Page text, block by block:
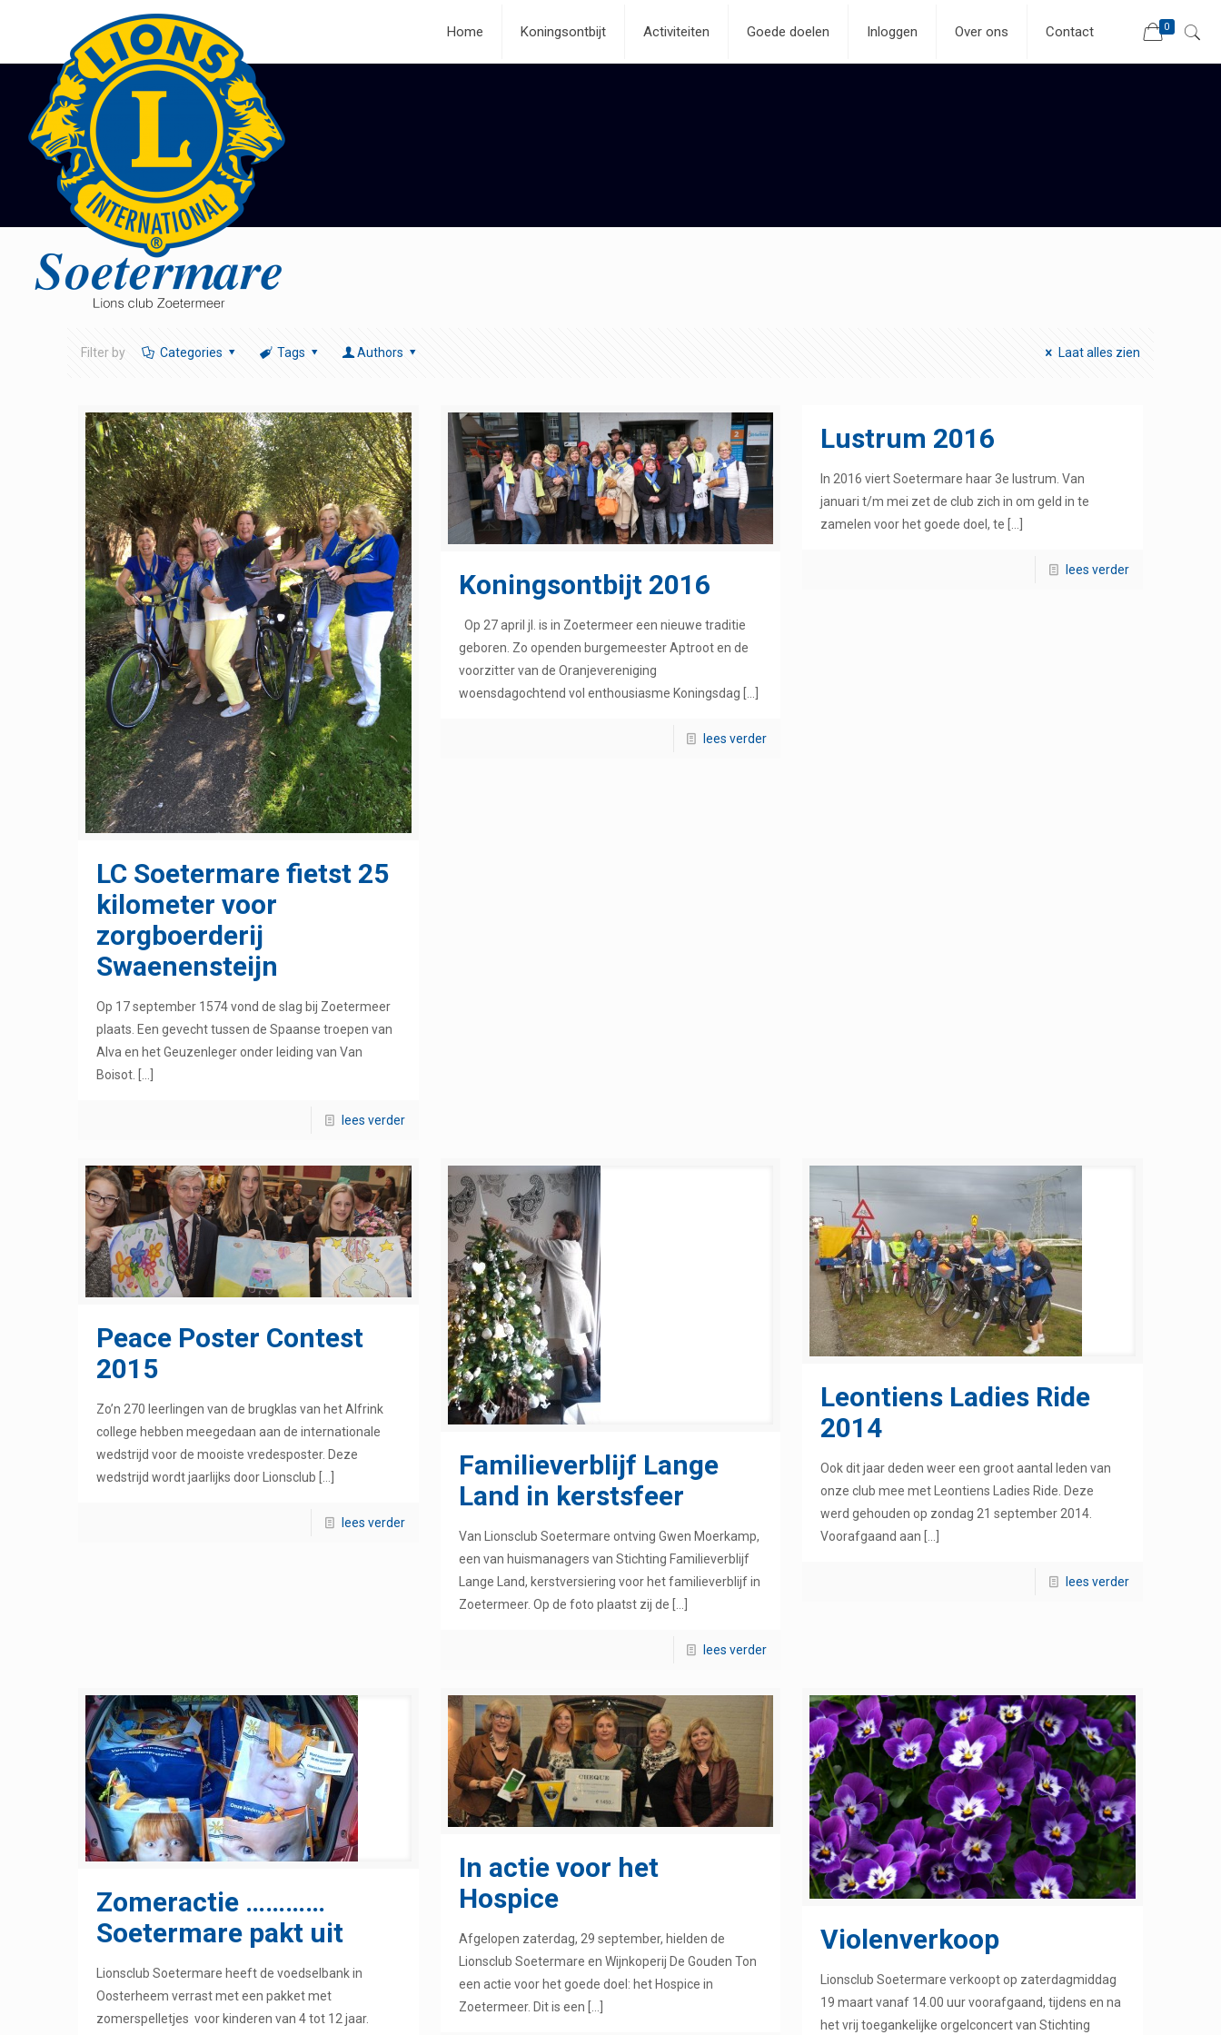
Home Koningsontbijt Activiteiten Goede doelen Inloggen Over ons Contact 0
Filter by Categories Tags Authors Laat alles zien
LC Soetermare fietst 25
kilometer voor
zorgboerderij
Swaenensteijn
Op 17 september 1574 vond de slag bij Zoetermeer
plaats. Een gevecht tussen de Spaanse troepen van
Alva en het Geuzenleger onder leiding van Van
Boisot.
lees verder
Koningsontbijt 2016
Op 27 april jl. is in Zoetermeer een nieuwe traditie
geboren. Zo openden burgemeester Aptroot en de
voorzitter van de Oranjevereniging
woensdagochtend vol enthousiasme Koningsdag […]
lees verder
Lustrum 2016
In 2016 viert Soetermare haar 3e lustrum. Van
januari t/m mei zet de club zich in om geld in te
zamelen voor het goede doel, te
lees verder
Peace Poster Contest
2015
Zo’n 270 leerlingen van de brugklas van het Alfrink
college hebben meegedaan aan de internationale
wedstrijd voor de mooiste vredesposter. Deze
wedstrijd wordt jaarlijks door Lionsclub […]
lees verder
Familieverblijf Lange
Land in kerstsfeer
Van Lionsclub Soetermare ontving Gwen Moerkamp,
een van huismanagers van Stichting Familieverblijf
Lange Land, kerstversiering voor het familieverblijf in
Zoetermeer. Op de foto plaatst zij de
lees verder
Leontiens Ladies Ride
2014
Ook dit jaar deden weer een groot aantal leden van
onze club mee met Leontiens Ladies Ride. Deze
werd gehouden op zondag 21 september 2014.
Voorafgaand aan
lees verder
Zomeractie …………
Soetermare pakt uit
Lionsclub Soetermare heeft de voedselbank in
Oosterheem verrast met een pakket met
zomerspelletjes voor kinderen van 4 tot 12 jaar.
In actie voor het
Hospice
Afgelopen zaterdag, 29 september, hielden de
Lionsclub Soetermare en Wijnkoperij De Gouden Ton
een actie voor het goede doel: het Hospice in
Zoetermeer. Dit is een […]
Violenverkoop
Lionsclub Soetermare verkoopt op zaterdagmiddag
19 maart vanaf 14.00 uur voorafgaand, tijdens en na
het vrij toegankelijke orgelconcert van Stichting